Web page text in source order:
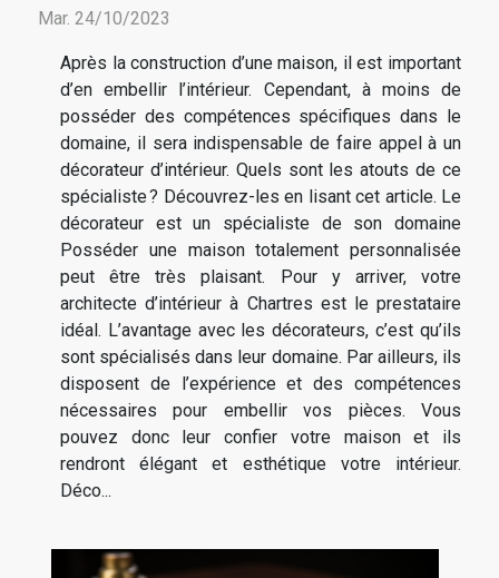
Mar. 24/10/2023
Après la construction d’une maison, il est important
d’en embellir l’intérieur. Cependant, à moins de
posséder des compétences spécifiques dans le
domaine, il sera indispensable de faire appel à un
décorateur d’intérieur. Quels sont les atouts de ce
spécialiste ? Découvrez-les en lisant cet article. Le
décorateur est un spécialiste de son domaine
Posséder une maison totalement personnalisée
peut être très plaisant. Pour y arriver, votre
architecte d’intérieur à Chartres est le prestataire
idéal. L’avantage avec les décorateurs, c’est qu’ils
sont spécialisés dans leur domaine. Par ailleurs, ils
disposent de l’expérience et des compétences
nécessaires pour embellir vos pièces. Vous
pouvez donc leur confier votre maison et ils
rendront élégant et esthétique votre intérieur.
Déco...